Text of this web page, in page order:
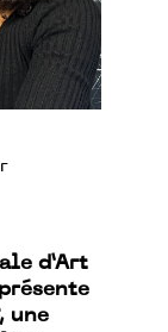
d’Art
, une